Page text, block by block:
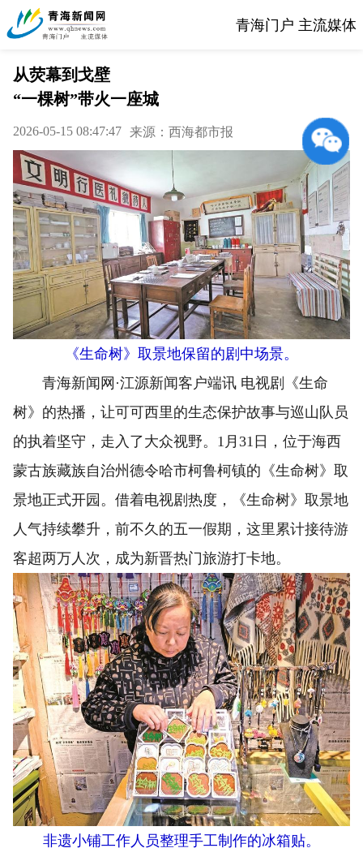
青海门户 主流媒体
从荧幕到戈壁
“一棵树”带火一座城
2026-05-15 08:47:47 来源：西海都市报
《生命树》取景地保留的剧中场景。
青海新闻网·江源新闻客户端讯 电视剧《生命
树》的热播，让可可西里的生态保护故事与巡山队员
的执着坚守，走入了大众视野。1月31日，位于海西
蒙古族藏族自治州德令哈市柯鲁柯镇的《生命树》取
景地正式开园。借着电视剧热度，《生命树》取景地
人气持续攀升，前不久的五一假期，这里累计接待游
客超两万人次，成为新晋热门旅游打卡地。
非遗小铺工作人员整理手工制作的冰箱贴。